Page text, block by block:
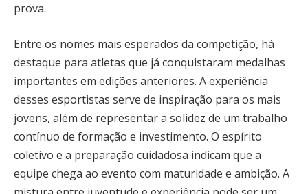
prova.
Entre os nomes mais esperados da competição, há
destaque para atletas que já conquistaram medalhas
importantes em edições anteriores. A experiência
desses esportistas serve de inspiração para os mais
jovens, além de representar a solidez de um trabalho
contínuo de formação e investimento. O espírito
coletivo e a preparação cuidadosa indicam que a
equipe chega ao evento com maturidade e ambição. A